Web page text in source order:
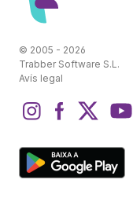
© 2005 - 2026
Trabber Software S.L.
Avís legal